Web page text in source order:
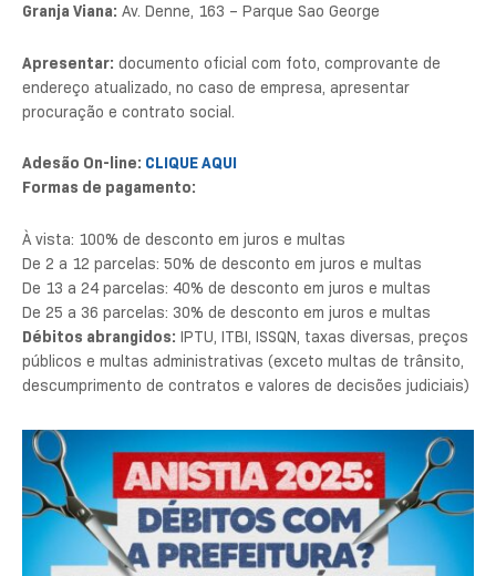
Granja Viana: Av. Denne, 163 – Parque Sao George
Apresentar: documento oficial com foto, comprovante de
endereço atualizado, no caso de empresa, apresentar
procuração e contrato social.
Adesão On-line: CLIQUE AQUI
Formas de pagamento:
À vista: 100% de desconto em juros e multas
De 2 a 12 parcelas: 50% de desconto em juros e multas
De 13 a 24 parcelas: 40% de desconto em juros e multas
De 25 a 36 parcelas: 30% de desconto em juros e multas
Débitos abrangidos: IPTU, ITBI, ISSQN, taxas diversas, preços
públicos e multas administrativas (exceto multas de trânsito,
descumprimento de contratos e valores de decisões judiciais)